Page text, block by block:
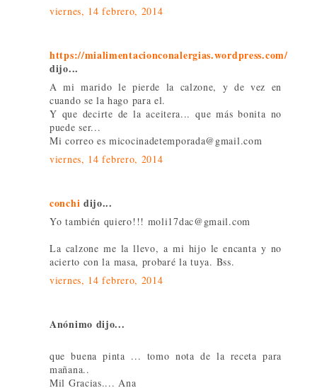
viernes, 14 febrero, 2014
https://mialimentacionconalergias.wordpress.com/
dijo...
A mi marido le pierde la calzone, y de vez en
cuando se la hago para el.
Y que decirte de la aceitera... que más bonita no
puede ser...
Mi correo es micocinadetemporada@gmail.com
viernes, 14 febrero, 2014
conchi dijo...
Yo también quiero!!! moli17dac@gmail.com
La calzone me la llevo, a mi hijo le encanta y no
acierto con la masa, probaré la tuya. Bss.
viernes, 14 febrero, 2014
Anónimo dijo...
que buena pinta ... tomo nota de la receta para
mañana..
Mil Gracias.... Ana